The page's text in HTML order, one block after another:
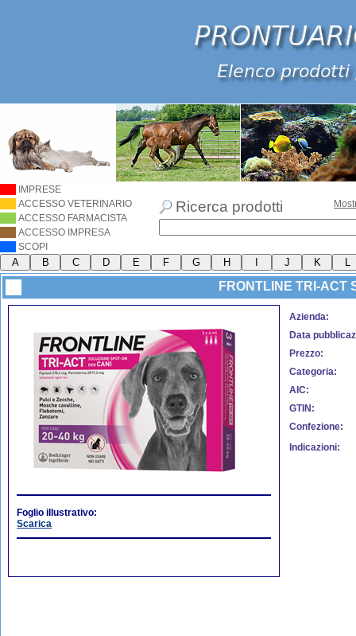
IMPRESE
ACCESSO VETERINARIO
ACCESSO FARMACISTA
ACCESSO IMPRESA
SCOPI
Ricerca prodotti
FRONTLINE TRI-ACT
Foglio illustrativo:
Scarica
Azienda:
Data
Prezzo:
Categoria:
AIC:
GTIN:
Confezione:
Indicazioni: